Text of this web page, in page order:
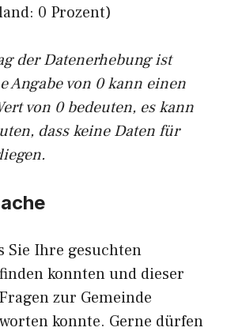
0 Prozent)
der Datenerhebung ist
Angabe von 0 kann einen
von 0 bedeuten, es kann
dass keine Daten für
Sie Ihre gesuchten
konnten und dieser
zur Gemeinde
konnte. Gerne dürfen